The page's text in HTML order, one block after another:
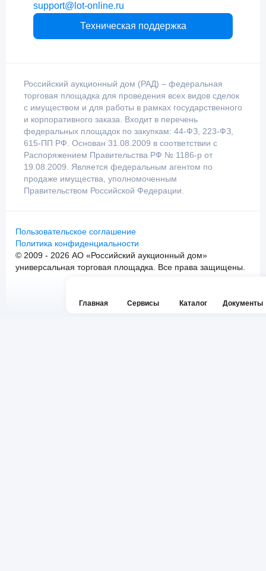
Главная Сервисы Каталог Документы
support@lot-online.ru
Техническая поддержка
Российский аукционный дом (РАД) – федеральная
торговая площадка для проведения всех видов сделок
с имуществом и для работы в рамках государственного
и корпоративного заказа. Входит в перечень
федеральных площадок по закупкам: 44-ФЗ, 223-ФЗ,
615-ПП РФ. Основан 31.08.2009 в соответствии с
Распоряжением Правительства РФ № 1186-р от
19.08.2009. Является федеральным агентом по
продаже имущества, уполномоченным
Правительством Российской Федерации.
Пользовательское соглашение
Политика конфиденциальности
© 2009 - 2026 АО «Российский аукционный дом»
универсальная торговая площадка. Все права защищены.